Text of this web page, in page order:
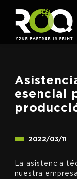
esencial
2022/03/11
La asistencia
nuestra